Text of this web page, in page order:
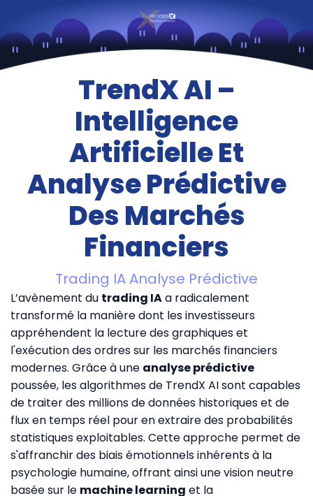
TrendX AI –
Intelligence
Artificielle Et
Analyse Prédictive
Des Marchés
Financiers
Trading IA Analyse Prédictive
L’avènement du trading IAa radicalement
transformé la manière dont les investisseurs
appréhendent la lecture des graphiques et
l'exécution des ordres sur les marchés financiers
modernes. Grâce à une analyse prédictive
poussée, les algorithmes de TrendX AI sont capables
de traiter des millions de données historiques et de
flux en temps réel pour en extraire des probabilités
statistiques exploitables. Cette approche permet de
s'affranchir des biais émotionnels inhérents à la
psychologie humaine, offrant ainsi une vision neutre
basée sur le machine learning et la